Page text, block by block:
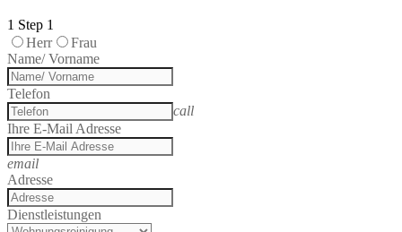
1 Step 1
Herr
Frau
Name/ Vorname
Telefon
call
Ihre E-Mail Adresse
email
Adresse
Dienstleistungen